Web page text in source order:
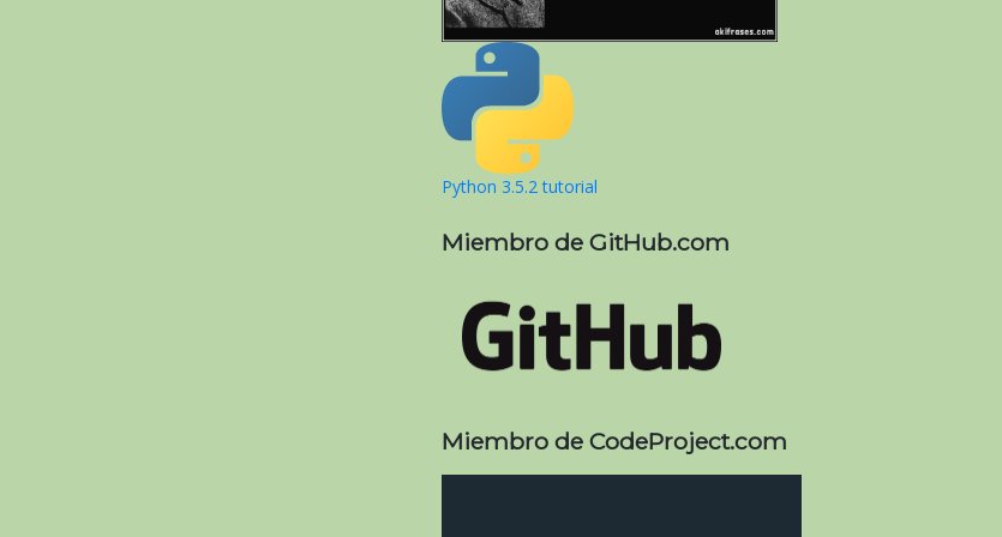
Python 3.5.2 tutorial
Miembro de GitHub.com
Miembro de CodeProject.com